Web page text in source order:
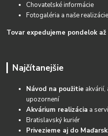
Chovateľské informácie
Fotogaléria a naše realizácie
Tovar expedujeme pondelok
Najčítanejšie
Návod na použitie akvárií,
upozornení
Akvárium realizácia a
Bratislavský kuriér
Privezieme aj do